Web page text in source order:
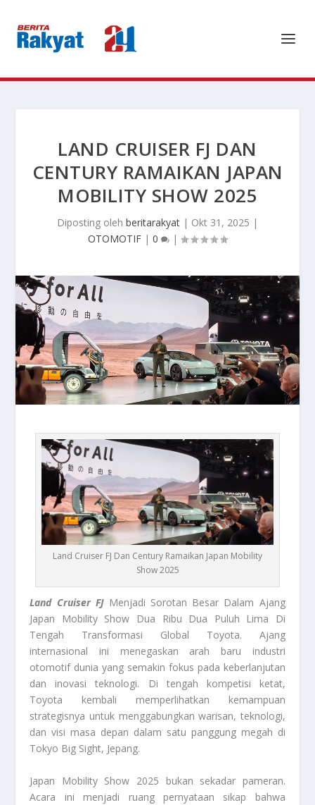
LAND CRUISER FJ DAN
CENTURY RAMAIKAN JAPAN
MOBILITY SHOW 2025
Diposting oleh beritarakyat | Okt 31, 2025 |
OTOMOTIF | 0 |
Land Cruiser FJ Dan Century Ramaikan Japan Mobility
Show 2025
Land Cruiser FJMenjadi Sorotan Besar Dalam Ajang
Japan Mobility Show Dua Ribu Dua Puluh Lima Di
Tengah Transformasi Global Toyota. Ajang
internasional ini menegaskan arah baru industri
otomotif dunia yang semakin fokus pada keberlanjutan
dan inovasi teknologi. Di tengah kompetisi ketat,
Toyota kembali memperlihatkan kemampuan
strategisnya untuk menggabungkan warisan, teknologi,
dan visi masa depan dalam satu panggung megah di
Tokyo Big Sight, Jepang.
Japan Mobility Show 2025 bukan sekadar pameran.
Acara ini menjadi ruang pernyataan sikap bahwa